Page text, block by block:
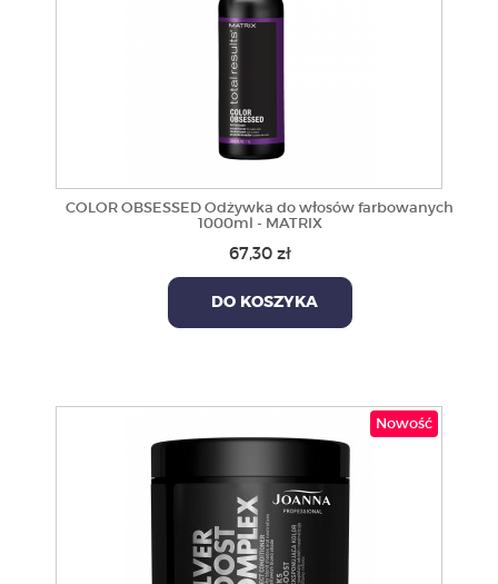
COLOR OBSESSED Odżywka do włosów farbowanych
1000ml - MATRIX
67,30 zł
DO KOSZYKA
Nowość